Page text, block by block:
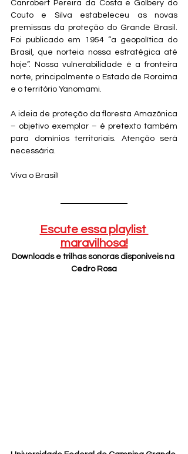
Canrobert Pereira da Costa e Golbery do
Couto e Silva estabeleceu as novas
premissas da proteção do Grande Brasil.
Foi publicado em 1954 “a geopolítica do
Brasil, que norteia nossa estratégica até
hoje”. Nossa vulnerabilidade é a fronteira
norte, principalmente o Estado de Roraima
e o território Yanomami.
A ideia de proteção da floresta Amazônica
– objetivo exemplar – é pretexto também
para domínios territoriais. Atenção será
necessária.
Viva o Brasil!
Escute essa playlist
maravilhosa!
Downloads e trilhas sonoras disponiveis na
Cedro Rosa